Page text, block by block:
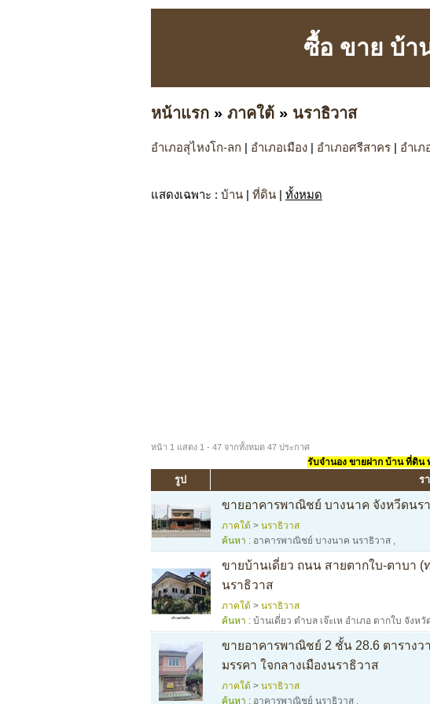
ซื้อ ขาย บ้า
หน้าแรก » ภาคใต้ » นราธิวาส
อำเภอสุไหงโก-ลก | อำเภอเมือง | อำเภอศรีสาคร | อำเภ
แสดงเฉพาะ : บ้าน | ที่ดิน | ทั้งหมด
หน้า 1 แสดง 1 - 47 จากทั้งหมด 47 ประกาศ
รับจำนอง ขายฝาก บ้าน ที่ดิน
รูป ร
ขายอาคารพาณิชย์ บางนาค จังหวีดนร
ภาคใต้ > นราธิวาส
ค้นหา : อาคารพาณิชย์ บางนาค นราธิวาส ,
ขายบ้านเดี่ยว ถนน สายตากใบ-ตาบา (
นราธิวาส
ภาคใต้ > นราธิวาส
ค้นหา : บ้านเดี่ยว ตำบล เจ๊ะเห อำเภอ ตากใบ จังห
ขายอาคารพาณิชย์ 2 ชั้น 28.6 ตาราง
มรรคา ใจกลางเมืองนราธิวาส
ภาคใต้ > นราธิวาส
ค้นหา : อาคารพาณิชย์ นราธิวาส ,